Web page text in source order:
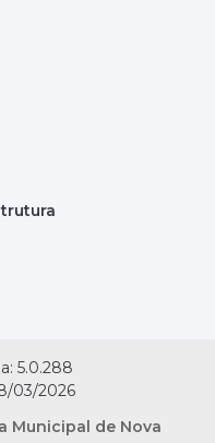
5.0.288
03/2026
Municipal de Nova